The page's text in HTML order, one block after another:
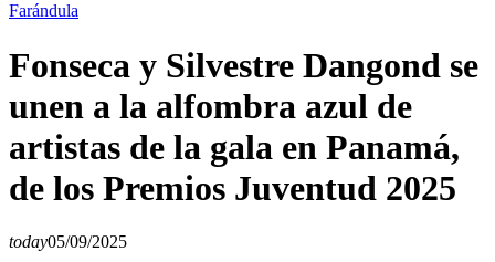
Farándula
Fonseca y Silvestre Dangond se
unen a la alfombra azul de
artistas de la gala en Panamá,
de los Premios Juventud 2025
today05/09/2025